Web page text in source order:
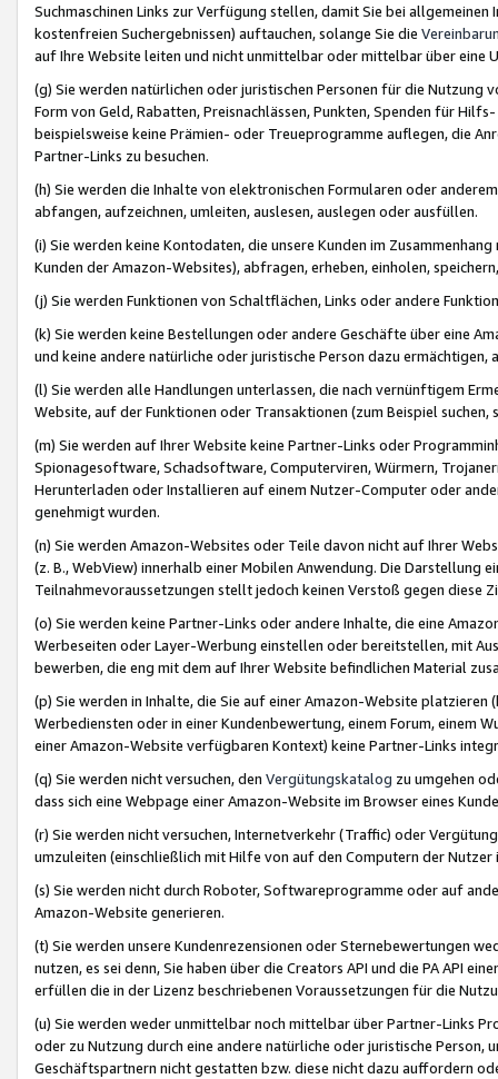
Suchmaschinen Links zur Verfügung stellen, damit Sie bei
kostenfreien Suchergebnissen) auftauchen, solange Sie die
auf Ihre Website leiten und nicht unmittelbar oder mittelbar über eine
(g) Sie werden natürlichen oder juristischen Personen für die Nutzung
Form von Geld, Rabatten, Preisnachlässen, Punkten, Spenden für
beispielsweise keine Prämien- oder Treueprogramme auflegen, die
Partner-Links zu besuchen.
(h) Sie werden die Inhalte von elektronischen Formularen oder
abfangen, aufzeichnen, umleiten, auslesen, auslegen oder ausfüllen.
(i) Sie werden keine Kontodaten, die unsere Kunden im
Kunden der Amazon-Websites), abfragen, erheben, einholen,
(j) Sie werden Funktionen von Schaltflächen, Links oder andere
(k) Sie werden keine Bestellungen oder andere Geschäfte über eine
und keine andere natürliche oder juristische Person dazu
(l) Sie werden alle Handlungen unterlassen, die nach vernünftigem
Website, auf der Funktionen oder Transaktionen (zum Beispiel
(m) Sie werden auf Ihrer Website keine Partner-Links oder
Spionagesoftware, Schadsoftware, Computerviren, Würmern,
Herunterladen oder Installieren auf einem Nutzer-Computer oder
genehmigt wurden.
(n) Sie werden Amazon-Websites oder Teile davon nicht auf Ihrer
(z. B., WebView) innerhalb einer Mobilen Anwendung. Die Darstellung
Teilnahmevoraussetzungen stellt jedoch keinen Verstoß gegen diese
(o) Sie werden keine Partner-Links oder andere Inhalte, die eine
Werbeseiten oder Layer-Werbung einstellen oder bereitstellen, mit
bewerben, die eng mit dem auf Ihrer Website befindlichen Material
(p) Sie werden in Inhalte, die Sie auf einer Amazon-Website
Werbediensten oder in einer Kundenbewertung, einem Forum, einem
einer Amazon-Website verfügbaren Kontext) keine Partner-Links
(q) Sie werden nicht versuchen, den Vergütungskatalog zu umgehen
dass sich eine Webpage einer Amazon-Website im Browser eines
(r) Sie werden nicht versuchen, Internetverkehr (Traffic) oder
umzuleiten (einschließlich mit Hilfe von auf den Computern der
(s) Sie werden nicht durch Roboter, Softwareprogramme oder auf
Amazon-Website generieren.
(t) Sie werden unsere Kundenrezensionen oder Sternebewertungen
nutzen, es sei denn, Sie haben über die Creators API und die PA API
erfüllen die in der Lizenz beschriebenen Voraussetzungen für die
(u) Sie werden weder unmittelbar noch mittelbar über Partner-Links
oder zu Nutzung durch eine andere natürliche oder juristische
Geschäftspartnern nicht gestatten bzw. diese nicht dazu auffordern